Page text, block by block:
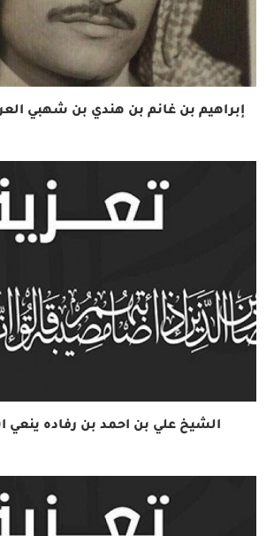
إبراهيم بن غانم بن هندي بن شهبي
الشيخ علي بن احمد بن رفاده ينعي